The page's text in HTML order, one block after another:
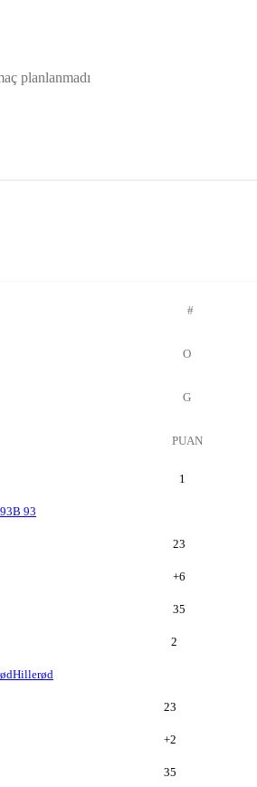
planlanmadı
#
O
G
PUAN
1
B 93
23
+6
35
2
Hillerød
23
+2
35